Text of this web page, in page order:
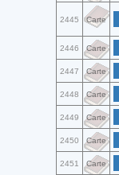
2445 Carte
2446 Carte
2447 Carte
2448 Carte
2449 Carte
2450 Carte
2451 Carte